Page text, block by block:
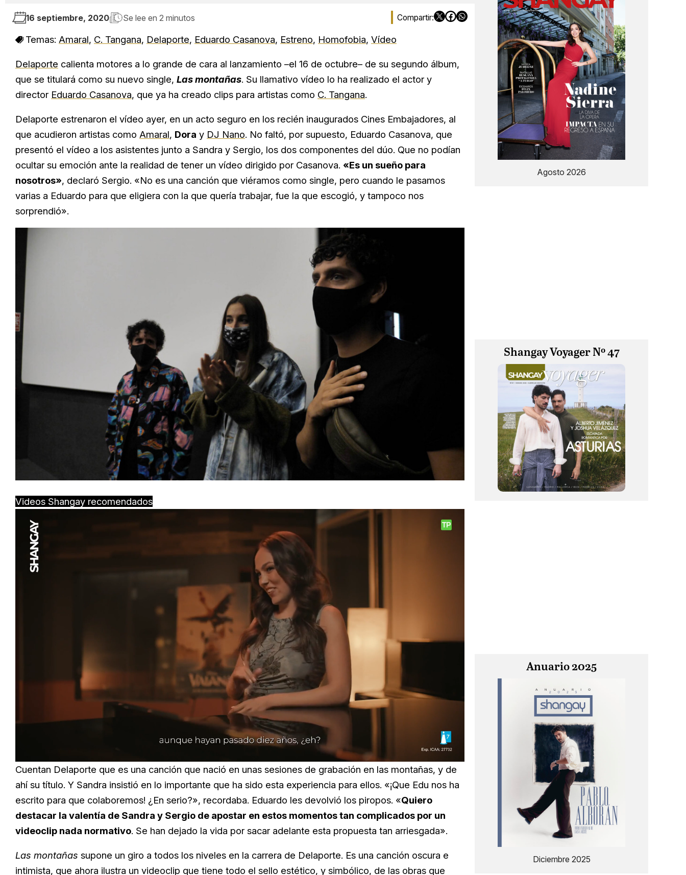
16 septiembre, 2020 Se lee en 2 minutos
Temas: Amaral, C. Tangana, Delaporte, Eduardo Casanova, Estreno, Homofobia, Vídeo
Delaporte calienta motores a lo grande de cara al lanzamiento –el 16 de octubre– de su segundo álbum,
que se titulará como su nuevo single, Las montañas. Su llamativo vídeo lo ha realizado el actor y
director Eduardo Casanova, que ya ha creado clips para artistas como C. Tangana.
Delaporte estrenaron el vídeo ayer, en un acto seguro en los recién inaugurados Cines Embajadores, al
que acudieron artistas como Amaral, Dora y DJ Nano. No faltó, por supuesto, Eduardo Casanova, que
presentó el vídeo a los asistentes junto a Sandra y Sergio, los dos componentes del dúo. Que no podían
ocultar su emoción ante la realidad de tener un vídeo dirigido por Casanova. «Es un sueño para
nosotros», declaró Sergio. «No es una canción que viéramos como single, pero cuando le pasamos
varias a Eduardo para que eligiera con la que quería trabajar, fue la que escogió, y tampoco nos
sorprendió».
Videos Shangay recomendados
76.68%
Cuentan Delaporte que es una canción que nació en unas sesiones de grabación en las montañas, y de
ahí su título. Y Sandra insistió en lo importante que ha sido esta experiencia para ellos. «¡Que Edu nos ha
escrito para que colaboremos! ¿En serio?», recordaba. Eduardo les devolvió los piropos. «Quiero
destacar la valentía de Sandra y Sergio de apostar en estos momentos tan complicados por un
videoclip nada normativo. Se han dejado la vida por sacar adelante esta propuesta tan arriesgada».
Las montañas supone un giro a todos los niveles en la carrera de Delaporte. Es una canción oscura e
intimista, que ahora ilustra un videoclip que tiene todo el sello estético, y simbólico, de las obras que
Agosto 2026
Shangay Voyager Nº 47
Anuario 2025
Diciembre 2025